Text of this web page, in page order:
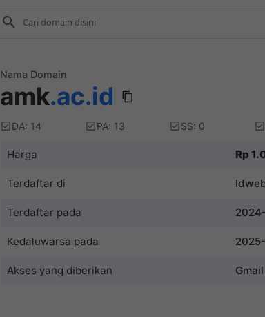
Nama Domain
amk.ac.id
DA: 14 PA: 13 SS: 0
Harga Rp
Terdaftar di
Terdaftar pada
Kedaluwarsa pada
Akses yang diberikan